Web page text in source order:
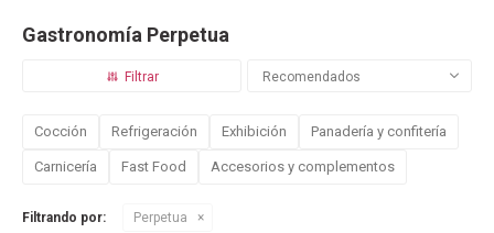
Gastronomía Perpetua
Recomendados
Cocción Refrigeración Exhibición Panadería y confitería
Carnicería Fast Food Accesorios y complementos
Filtrando por: Perpetua
BLOG